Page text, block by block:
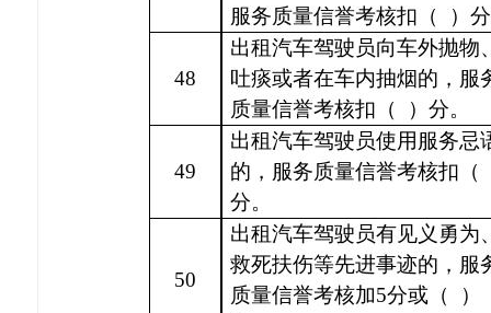
服务质量信誉考核扣（
）
48
出租汽车驾驶员向车外抛物
吐痰或者在车内抽烟的，服
质量信誉考核扣（
）分。
49
出租汽车驾驶员使用服务忌
的，服务质量信誉考核扣（
分。
50
出租汽车驾驶员有见义勇为
救死扶伤等先进事迹的，服
质量信誉考核加5分或（ ）